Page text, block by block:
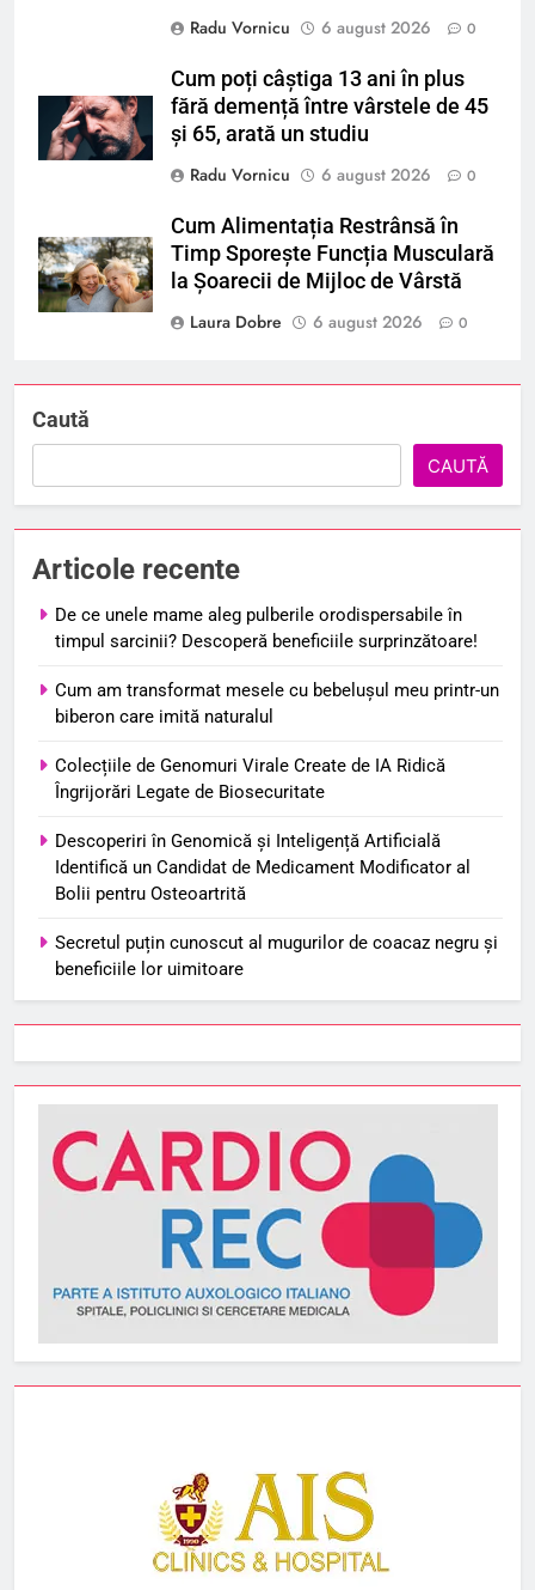
Radu Vornicu 6 august 2026 0
Cum poți câștiga 13 ani în plus
fără demență între vârstele de 45
și 65, arată un studiu
Radu Vornicu
6 august 2026 0
Cum Alimentația Restrânsă în
Timp Sporește Funcția Musculară
la Șoarecii de Mijloc de Vârstă
Laura Dobre
6 august 2026 0
Caută
CAUTĂ
Articole recente
De ce unele mame aleg pulberile orodispersabile în
timpul sarcinii? Descoperă beneficiile surprinzătoare!
Cum am transformat mesele cu bebelușul meu printr-un
biberon care imită naturalul
Colecțiile de Genomuri Virale Create de IA Ridică
Îngrijorări Legate de Biosecuritate
Descoperiri în Genomică și Inteligență Artificială
Identifică un Candidat de Medicament Modificator al
Bolii pentru Osteoartrită
Secretul puțin cunoscut al mugurilor de coacaz negru și
beneficiile lor uimitoare